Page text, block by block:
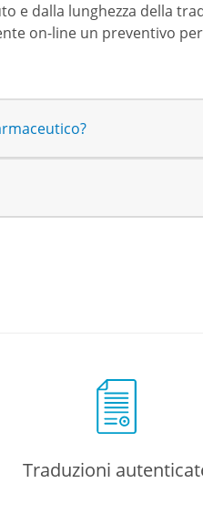
dalla lunghezza della
on-line un preventivo
Traduzioni